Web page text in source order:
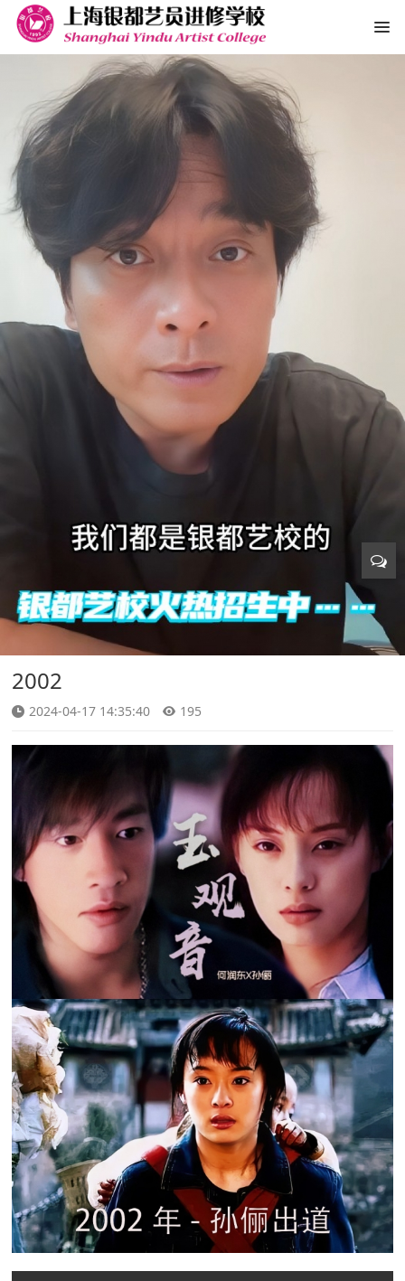
2002
2024-04-17 14:35:40 195